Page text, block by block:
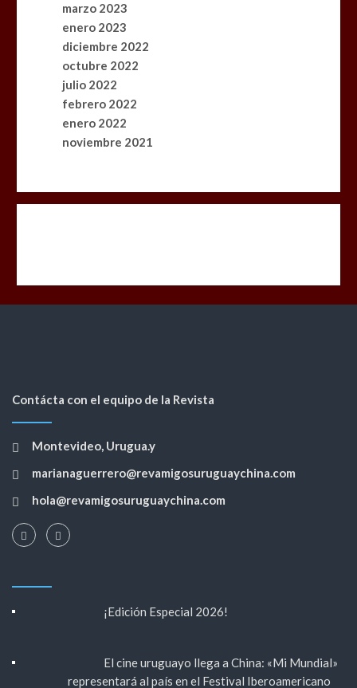
marzo 2023
enero 2023
diciembre 2022
octubre 2022
julio 2022
febrero 2022
enero 2022
noviembre 2021
Contácta con el equipo de la Revista
Montevideo, Urugua.y
marianaguerrero@revamigosuruguaychina.com
hola@revamigosuruguaychina.com
¡Edición Especial 2026!
El cine uruguayo llega a China: «Mi Mundial»
representará al país en el Festival Iberoamericano